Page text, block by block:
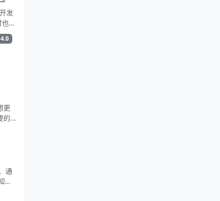
就
拟
监
发
经
客
时
个
下
下
安
4.0
更
的
通
插